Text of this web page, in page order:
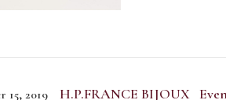
15, 2019 H.P.FRANCE BIJOUX